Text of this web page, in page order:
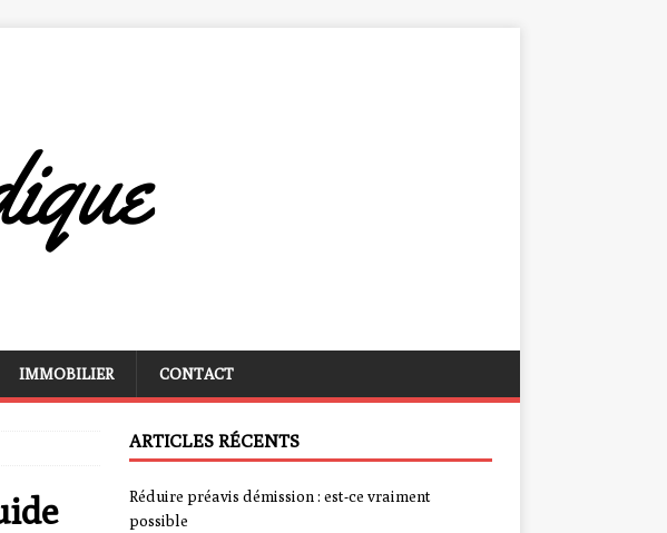
IMMOBILIER CONTACT
ARTICLES RÉCENTS
Réduire préavis démission : est-ce vraiment
possible